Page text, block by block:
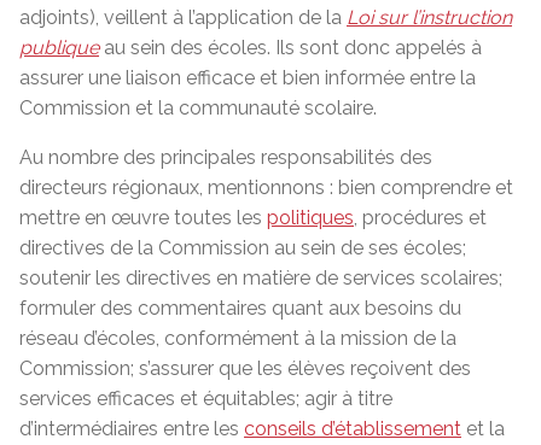
adjoints), veillent à l’application de la Loi sur l’instruction
publiqueau sein des écoles. Ils sont donc appelés à
assurer une liaison efficace et bien informée entre la
Commission et la communauté scolaire.
Au nombre des principales responsabilités des
directeurs régionaux, mentionnons : bien comprendre et
mettre en œuvre toutes les politiques , procédures et
directives de la Commission au sein de ses écoles;
soutenir les directives en matière de services scolaires;
formuler des commentaires quant aux besoins du
réseau d’écoles, conformément à la mission de la
Commission; s’assurer que les élèves reçoivent des
services efficaces et équitables; agir à titre
d’intermédiaires entre les conseils d’établissement et la